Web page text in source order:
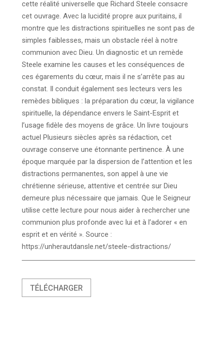
cette réalité universelle que Richard Steele consacre
cet ouvrage. Avec la lucidité propre aux puritains, il
montre que les distractions spirituelles ne sont pas de
simples faiblesses, mais un obstacle réel à notre
communion avec Dieu. Un diagnostic et un remède
Steele examine les causes et les conséquences de
ces égarements du cœur, mais il ne s’arrête pas au
constat. Il conduit également ses lecteurs vers les
remèdes bibliques : la préparation du cœur, la vigilance
spirituelle, la dépendance envers le Saint-Esprit et
l’usage fidèle des moyens de grâce. Un livre toujours
actuel Plusieurs siècles après sa rédaction, cet
ouvrage conserve une étonnante pertinence. À une
époque marquée par la dispersion de l’attention et les
distractions permanentes, son appel à une vie
chrétienne sérieuse, attentive et centrée sur Dieu
demeure plus nécessaire que jamais. Que le Seigneur
utilise cette lecture pour nous aider à rechercher une
communion plus profonde avec lui et à l’adorer « en
esprit et en vérité ». Source :
https://unherautdansle.net/steele-distractions/
TÉLÉCHARGER